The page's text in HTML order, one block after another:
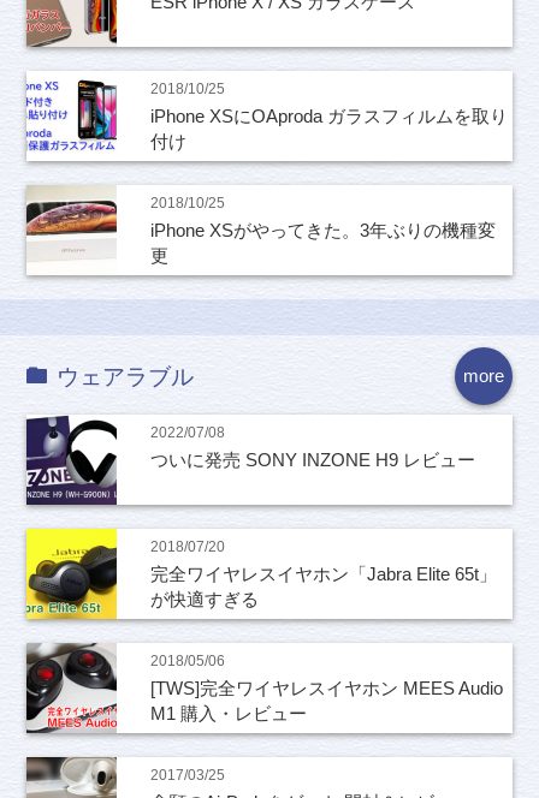
2018/10/25
iPhone XSにOAproda ガラスフィルムを取り
付け
2018/10/25
iPhone XSがやってきた。3年ぶりの機種変
更
more
ウェアラブル
2022/07/08
ついに発売 SONY INZONE H9 レビュー
2018/07/20
完全ワイヤレスイヤホン「Jabra Elite 65t」
が快適すぎる
2018/05/06
[TWS]完全ワイヤレスイヤホン MEES Audio
M1 購入・レビュー
2017/03/25